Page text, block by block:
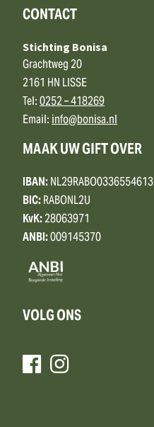
CONTACT
Stichting Bonisa
Grachtweg 20
2161 HN LISSE
Tel:0252 – 418269
Email:info@bonisa.nl
MAAK UW GIFT OVER
IBAN:NL29RABO0336554613
BIC:RABONL2U
KvK:28063971
ANBI:009145370
VOLG ONS